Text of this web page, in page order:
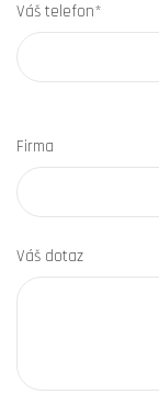
Váš telefon*
Firma
Váš dotaz